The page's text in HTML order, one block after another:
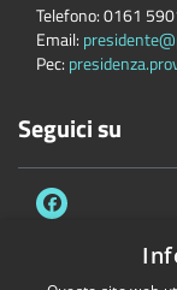
Telefono:0161
Email:
Pec:
Seguici su